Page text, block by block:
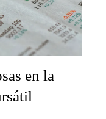
en la